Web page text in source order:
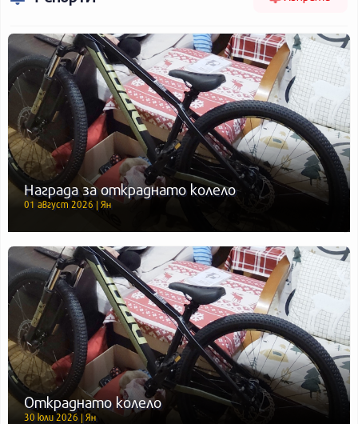
Награда за откраднато колело
01 август 2026 | Ян
Откраднато колело
30 юли 2026 | Ян